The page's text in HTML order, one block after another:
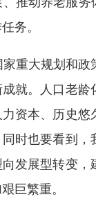
务。
家重大规划和
就。人口老
资本、历史悠
时也要看到，
发展型转变
巨繁重。